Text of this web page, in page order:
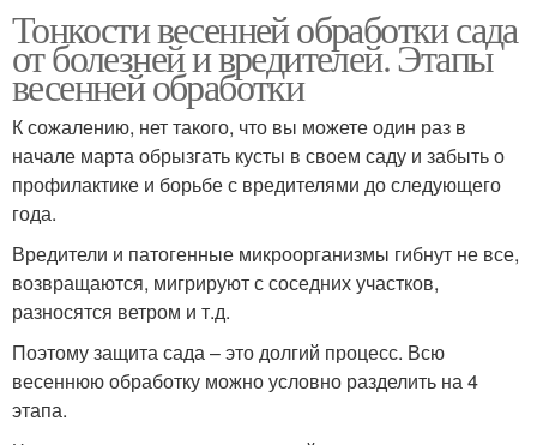
Тонкости весенней обработки сада
от болезней и вредителей. Этапы
весенней обработки
К сожалению, нет такого, что вы можете один раз в
начале марта обрызгать кусты в своем саду и забыть о
профилактике и борьбе с вредителями до следующего
года.
Вредители и патогенные микроорганизмы гибнут не все,
возвращаются, мигрируют с соседних участков,
разносятся ветром и т.д.
Поэтому защита сада – это долгий процесс. Всю
весеннюю обработку можно условно разделить на 4
этапа.